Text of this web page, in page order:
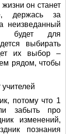
он станет
держась за
неизведанный
будет для
выбирать
их выбор –
рядом, чтобы
потому что 1
забыть про
изменений,
познания